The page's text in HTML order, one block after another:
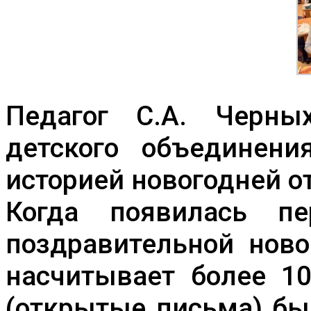
Педагог С.А.
детского
историей новогодней
Когда появилась
поздравительной
насчитывает более